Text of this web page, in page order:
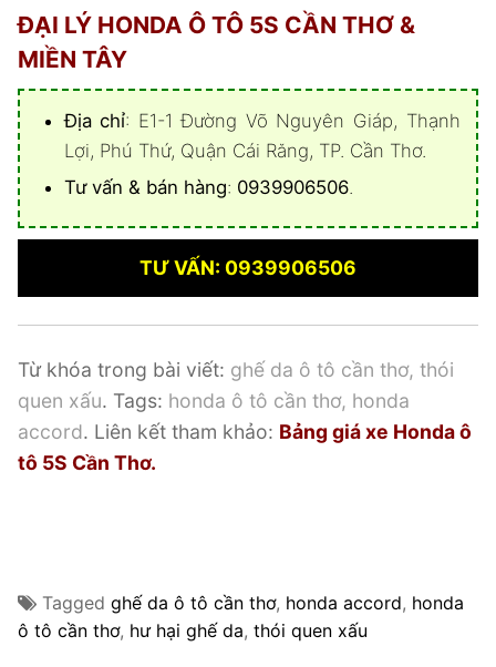
ĐẠI LÝ HONDA Ô TÔ 5S CẦN THƠ &
MIỀN TÂY
Địa chỉ: E1-1 Đường Võ Nguyên Giáp, Thạnh
Lợi, Phú Thứ, Quận Cái Răng, TP. Cần Thơ.
Tư vấn & bán hàng: 0939906506.
TƯ VẤN: 0939906506
Từ khóa trong bài viết: ghế da ô tô cần thơ, thói
quen xấu. Tags: honda ô tô cần thơ, honda
accord. Liên kết tham khảo: Bảng giá xe Honda ô
tô 5S Cần Thơ.
Tagged ghế da ô tô cần thơ, honda accord, honda
ô tô cần thơ, hư hại ghế da, thói quen xấu